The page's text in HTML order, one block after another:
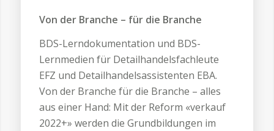
Von der Branche – für die Branche
BDS-Lerndokumentation und BDS-
Lernmedien für Detailhandelsfachleute
EFZ und Detailhandelsassistenten EBA.
Von der Branche für die Branche – alles
aus einer Hand: Mit der Reform «verkauf
2022+» werden die Grundbildungen im